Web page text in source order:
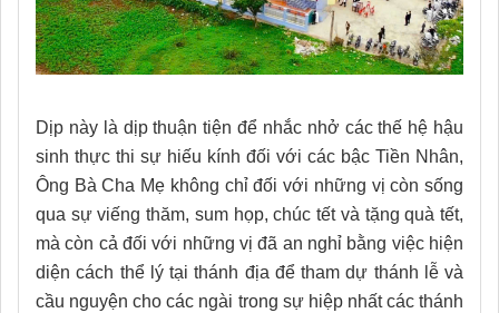
Dịp này là dịp thuận tiện để nhắc nhở các thế hệ hậu
sinh thực thi sự hiếu kính đối với các bậc Tiền Nhân,
Ông Bà Cha Mẹ không chỉ đối với những vị còn sống
qua sự viếng thăm, sum họp, chúc tết và tặng quà tết,
mà còn cả đối với những vị đã an nghỉ bằng việc hiện
diện cách thể lý tại thánh địa để tham dự thánh lễ và
cầu nguyện cho các ngài trong sự hiệp nhất các thánh